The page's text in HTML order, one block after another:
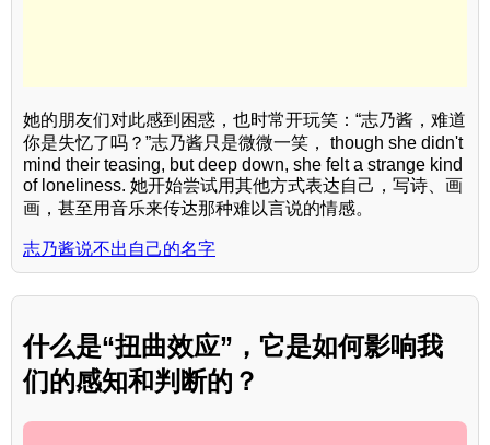
她的朋友们对此感到困惑，也时常开玩笑：“志乃酱，难道
你是失忆了吗？”志乃酱只是微微一笑， though she didn't
mind their teasing, but deep down, she felt a strange kind
of loneliness. 她开始尝试用其他方式表达自己，写诗、画
画，甚至用音乐来传达那种难以言说的情感。
志乃酱说不出自己的名字
什么是“扭曲效应”，它是如何影响我
们的感知和判断的？